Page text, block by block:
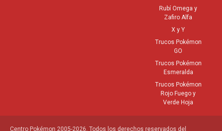
Rubí Omega y
Zafiro Alfa
X y Y
Trucos Pokémon
GO
Trucos Pokémon
Esmeralda
Trucos Pokémon
Rojo Fuego y
Verde Hoja
Centro Pokémon 2005-2026. Todos los derechos reservados del